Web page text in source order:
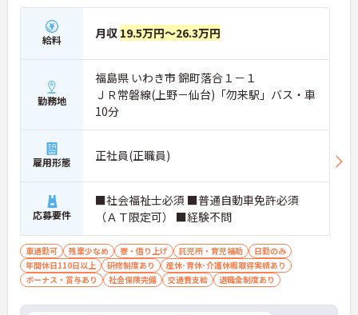
給料 月収 19.5万円～26.3万円
勤務地
福島県 いわき市 錦町落合１－１
ＪＲ常磐線(上野－仙台)「勿来駅」バス・車
10分
雇用形態 正社員(正職員)
応募要件
■社会福祉士必須 ■普通自動車免許必須
（ＡＴ限定可） ■経験不問
車通勤可 残業少なめ 寮・借り上げ 託児所・育児補助
日勤のみ
年間休日110日以上
研修制度あり
産休･育休･介護休暇取得実績あり
ボーナス・賞与あり
社会保険完備 交通費支給 退職金制度あり